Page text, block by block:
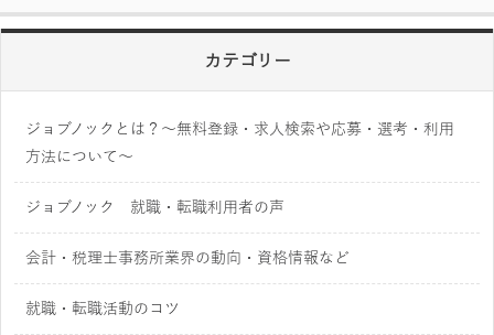
カテゴリー
ジョブノックとは？～無料登録・求人検索や応募・選考・利用
方法について～
ジョブノック 就職・転職利用者の声
会計・税理士事務所業界の動向・資格情報など
就職・転職活動のコツ